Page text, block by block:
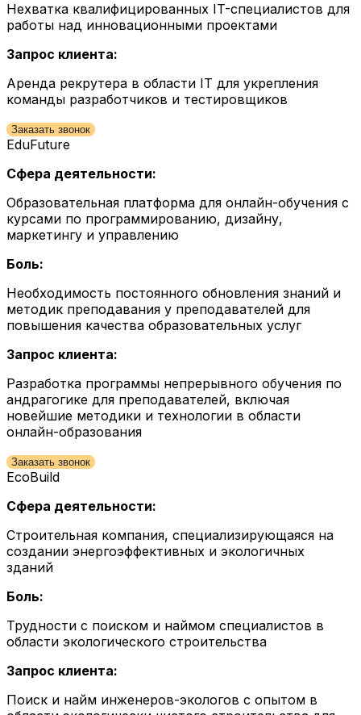
Нехватка квалифицированных IT-специалистов для
работы над инновационными проектами
Запрос клиента:
Аренда рекрутера в области IT для укрепления
команды разработчиков и тестировщиков
Заказать звонок
EduFuture
Сфера деятельности:
Образовательная платформа для онлайн-обучения с
курсами по программированию, дизайну,
маркетингу и управлению
Боль:
Необходимость постоянного обновления знаний и
методик преподавания у преподавателей для
повышения качества образовательных услуг
Запрос клиента:
Разработка программы непрерывного обучения по
андрагогике для преподавателей, включая
новейшие методики и технологии в области
онлайн-образования
Заказать звонок
EcoBuild
Сфера деятельности:
Строительная компания, специализирующаяся на
создании энергоэффективных и экологичных
зданий
Боль:
Трудности с поиском и наймом специалистов в
области экологического строительства
Запрос клиента:
Поиск и найм инженеров-экологов с опытом в